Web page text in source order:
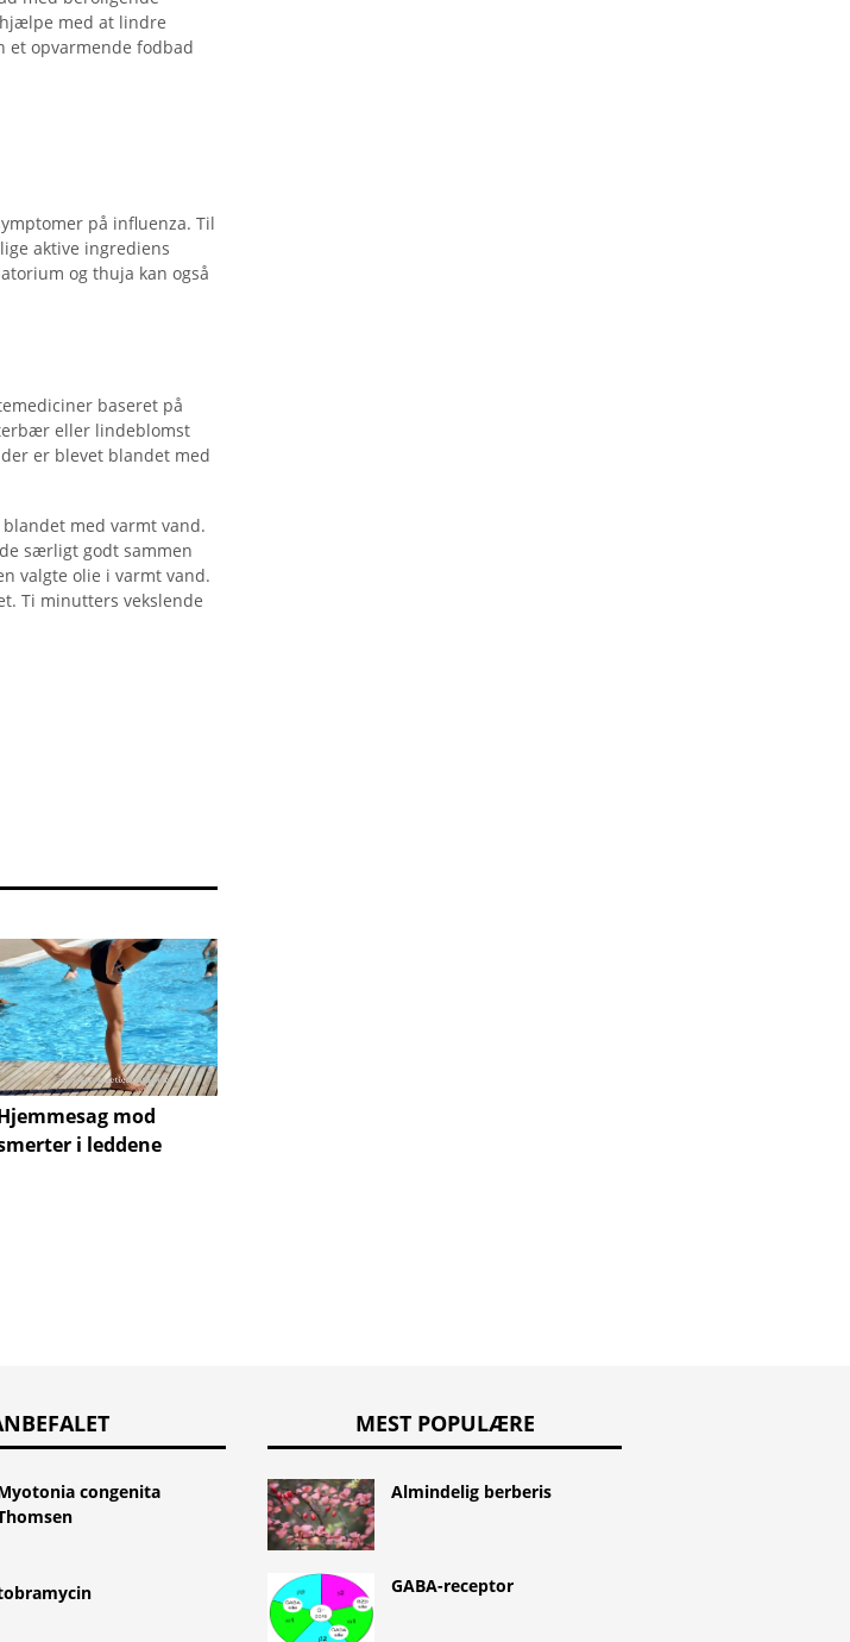
med at lindre
et opvarmende fodbad
på influenza. Til
aktive ingrediens
og thuja kan også
baseret på
eller lindeblomst
er blevet blandet med
med varmt vand.
særligt godt sammen
valgte olie i varmt vand.
Ti minutters vekslende
mod
i leddene
congenita
MEST POPULÆRE
Almindelig berberis
GABA-receptor